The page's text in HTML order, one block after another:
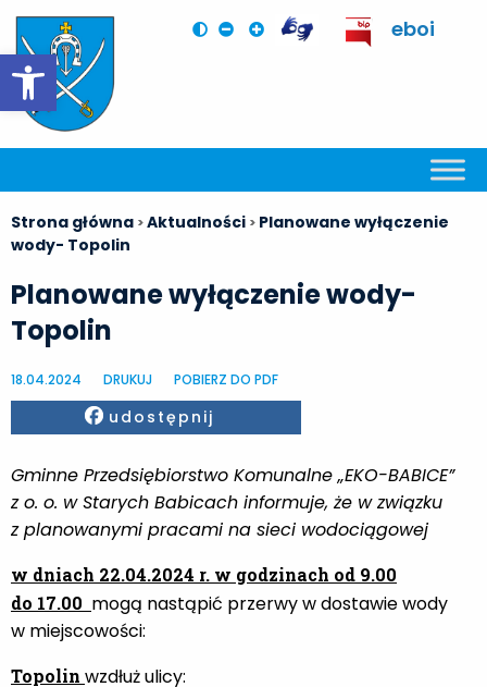
Otwórz pasek narzędzi
eboi
Strona główna >Aktualności > Planowane wyłączenie
wody- Topolin
Planowane wyłączenie wody-
Topolin
18.04.2024 DRUKUJ POBIERZ DO PDF
Facebook
udostępnij
Gminne Przedsiębiorstwo Komunalne „EKO-BABICE”
z o. o. w Starych Babicach informuje, że w związku
z planowanymi pracami na sieci wodociągowej
w dniach 22.04.2024 r. w godzinach od 9.00
do 17.00 mogą nastąpić przerwy w dostawie wody
w miejscowości:
Topolin wzdłuż ulicy: